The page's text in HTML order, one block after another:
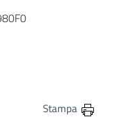
Facebook
su Twitter
pagina su Linkedin
questa pagina via
Stampa